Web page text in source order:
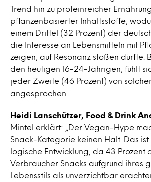
Trend hin zu proteinreicher
pflanzenbasierter Inhaltsstoffe,
einem Drittel (32 Prozent) der
die Interesse an Lebensmitteln mit
zeigen, auf Resonanz stoßen dürfte.
den heutigen 16-24-Jährigen, fühlt
jeder Zweite (46 Prozent) von
angesprochen.
Heidi Lanschützer, Food & Drink
Mintel erklärt: „Der Vegan-Hype
Snack-Kategorie keinen Halt. Das ist
logische Entwicklung, da 43 Prozent
Verbraucher Snacks aufgrund ihres
Lebensstils als unverzichtbar